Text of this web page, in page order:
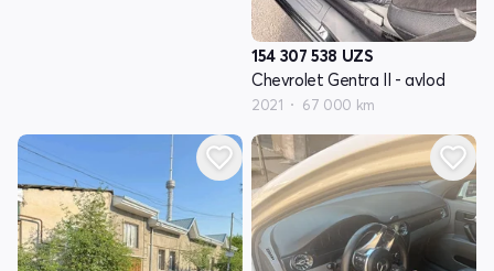
154 307 538 UZS
Chevrolet Gentra II - avlod
2021 67 000 km